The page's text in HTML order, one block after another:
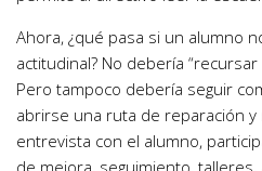
Ahora, ¿qué pasa si un alumno
actitudinal? No debería
Pero tampoco debería seguir
abrirse una ruta de reparación
entrevista con el alumno,